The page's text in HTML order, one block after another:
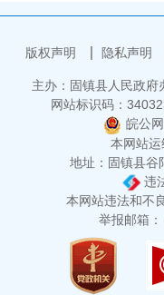
版权声明 隐私声明
主办：固镇县人民政府
网站标识码：
皖公
本网站
地址：固镇县谷
违
本网站违法和不
举报邮箱